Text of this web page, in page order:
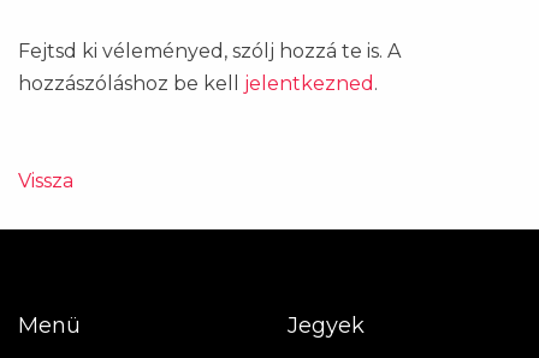
Fejtsd ki véleményed, szólj hozzá te is. A
hozzászóláshoz be kell jelentkezned .
Vissza
Menü Jegyek